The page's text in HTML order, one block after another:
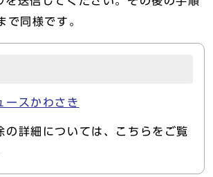
同様です。
ースかわさき
の詳細については、こちらをご覧